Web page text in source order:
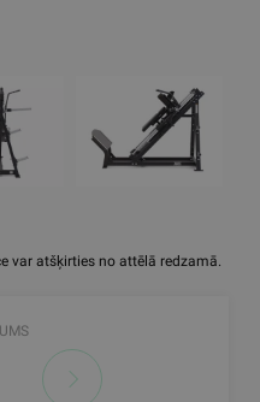
var atšķirties no attēlā redzamā.